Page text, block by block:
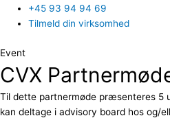
+45 93 94 94 69
Tilmeld din virksomhed
Event
CVX
Til dette partnermøde præsenteres 5
kan deltage i advisory board hos og/